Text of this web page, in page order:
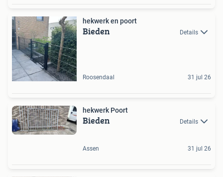
hekwerk en poort
Bieden Details
Roosendaal 31 jul 26
hekwerk Poort
Bieden Details
Assen 31 jul 26